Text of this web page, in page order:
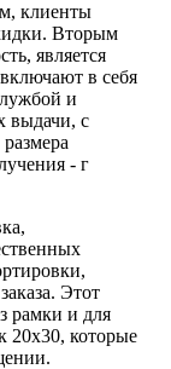
клиенты
Вторым
является
в себя
и
выдачи, с
- г
Этот
рамки и для
20х30, которые